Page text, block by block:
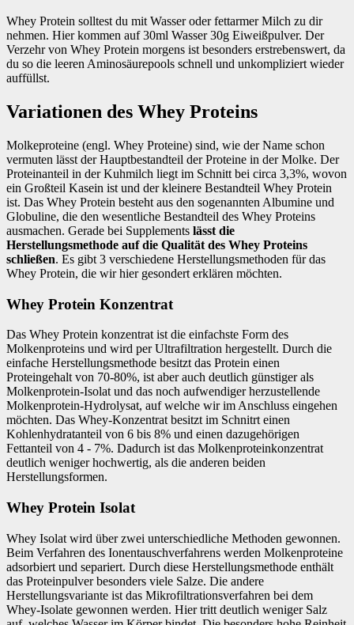
Whey Protein solltest du mit Wasser oder fettarmer Milch zu dir
nehmen. Hier kommen auf 30ml Wasser 30g Eiweißpulver. Der
Verzehr von Whey Protein morgens ist besonders erstrebenswert, da
du so die leeren Aminosäurepools schnell und unkompliziert wieder
auffüllst.
Variationen des Whey Proteins
Molkeproteine (engl. Whey Proteine) sind, wie der Name schon
vermuten lässt der Hauptbestandteil der Proteine in der Molke. Der
Proteinanteil in der Kuhmilch liegt im Schnitt bei circa 3,3%, wovon
ein Großteil Kasein ist und der kleinere Bestandteil Whey Protein
ist. Das Whey Protein besteht aus den sogenannten Albumine und
Globuline, die den wesentliche Bestandteil des Whey Proteins
ausmachen. Gerade bei Supplements lässt die
Herstellungsmethode auf die Qualität des Whey Proteins
schließen. Es gibt 3 verschiedene Herstellungsmethoden für das
Whey Protein, die wir hier gesondert erklären möchten.
Whey Protein Konzentrat
Das Whey Protein konzentrat ist die einfachste Form des
Molkenproteins und wird per Ultrafiltration hergestellt. Durch die
einfache Herstellungsmethode besitzt das Protein einen
Proteingehalt von 70-80%, ist aber auch deutlich günstiger als
Molkenprotein-Isolat und das noch aufwendiger herzustellende
Molkenprotein-Hydrolysat, auf welche wir im Anschluss eingehen
möchten. Das Whey-Konzentrat besitzt im Schnitrt einen
Kohlenhydratanteil von 6 bis 8% und einen dazugehörigen
Fettanteil von 4 - 7%. Dadurch ist das Molkenproteinkonzentrat
deutlich weniger hochwertig, als die anderen beiden
Herstellungsformen.
Whey Protein Isolat
Whey Isolat wird über zwei unterschiedliche Methoden gewonnen.
Beim Verfahren des Ionentauschverfahrens werden Molkenproteine
adsorbiert und separiert. Durch diese Herstellungsmethode enthält
das Proteinpulver besonders viele Salze. Die andere
Herstellungsvariante ist das Mikrofiltrationsverfahren bei dem
Whey-Isolate gewonnen werden. Hier tritt deutlich weniger Salz